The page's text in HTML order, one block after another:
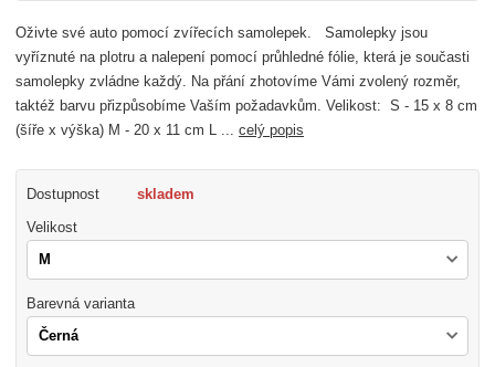
Oživte své auto pomocí zvířecích samolepek. Samolepky jsou
vyříznuté na plotru a nalepení pomocí průhledné fólie, která je současti
samolepky zvládne každý. Na přání zhotovíme Vámi zvolený rozměr,
taktéž barvu přizpůsobíme Vaším požadavkům. Velikost: S - 15 x 8 cm
(šíře x výška) M - 20 x 11 cm L ...celý popis
Dostupnost skladem
Velikost
Barevná varianta